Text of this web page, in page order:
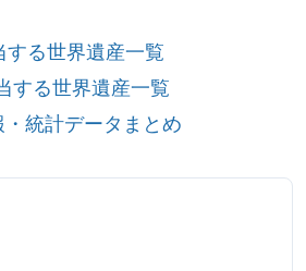
る世界遺産一覧
する世界遺産一覧
・統計データまとめ